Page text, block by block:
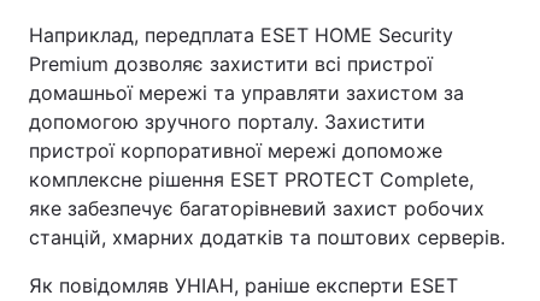
Наприклад, передплата ESET HOME Security
Premium дозволяє захистити всі пристрої
домашньої мережі та управляти захистом за
допомогою зручного порталу. Захистити
пристрої корпоративної мережі допоможе
комплексне рішення ESET PROTECT Complete,
яке забезпечує багаторівневий захист робочих
станцій, хмарних додатків та поштових серверів.
Як повідомляв УНІАН, раніше експерти ESET